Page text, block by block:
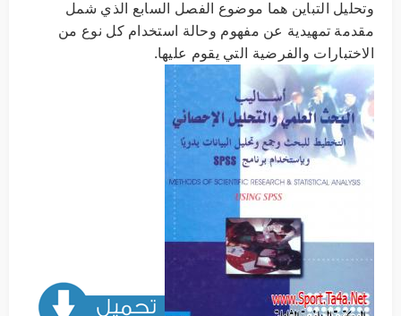
وتحليل التباين هما موضوع الفصل السابع الذي شمل
مقدمة تمهيدية عن مفهوم وحالة استخدام كل نوع من
الاختبارات والفرضية التي يقوم عليها.